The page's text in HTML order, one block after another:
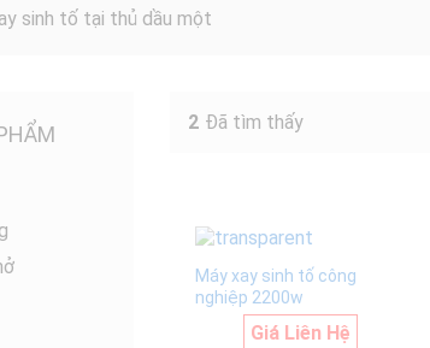
sinh tố tại thủ dầu một
2 Đã tìm thấy
Máy xay sinh tố công
nghiệp 2200w
Giá Liên Hệ